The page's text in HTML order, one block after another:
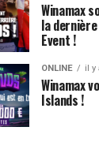
Winamax
la
Event !
ONLINE il y
Winamax
Islands !